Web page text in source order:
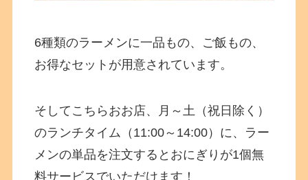
6種類のラーメンに一品もの、ご飯もの、
お得なセットが用意されています。
そしてこちらおお店、月～土（祝日除く）
のランチタイム（11:00～14:00）に、ラー
メンの単品を注文するとおにぎりが1個無
料サービスでいただけます！